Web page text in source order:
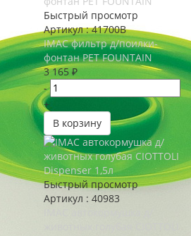
Быстрый просмотр
Артикул : 41700B
IMAC фильтр д/поилки-
фонтан PET FOUNTAIN
3 165₽
-
+
В корзину
Быстрый просмотр
Артикул : 40983